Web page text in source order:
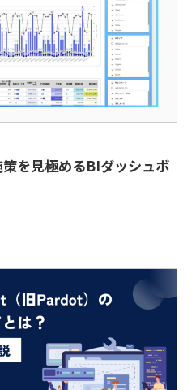
を見極めるBIダッシュボ